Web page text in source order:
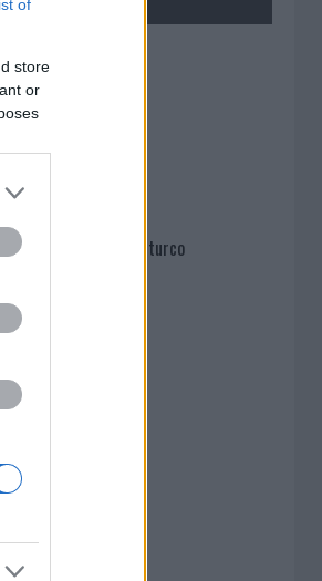
of
store
or
Mario Malu
Paolo Pinna
Martina Agostina Diturco